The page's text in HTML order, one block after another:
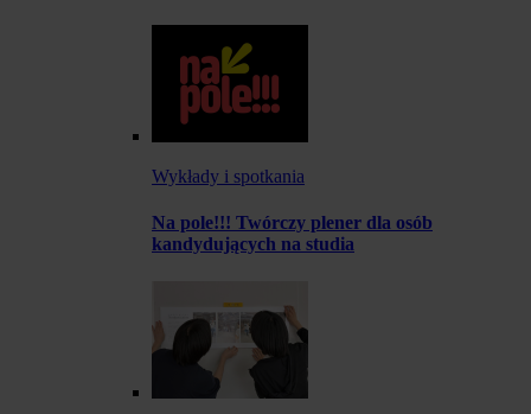
Wykłady i spotkania
Na pole!!! Twórczy plener dla osób
kandydujących na studia